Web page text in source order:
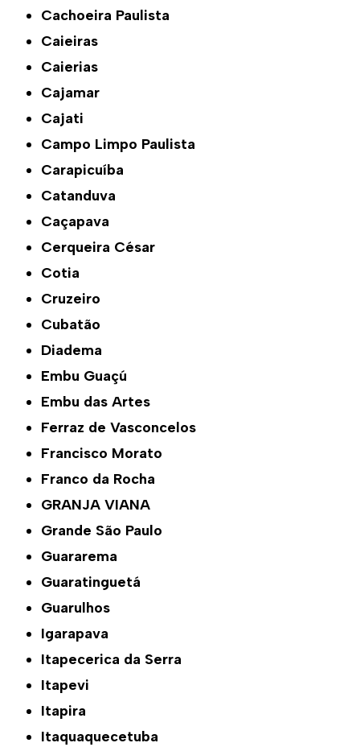
Cachoeira Paulista
Caieiras
Caierias
Cajamar
Cajati
Campo Limpo Paulista
Carapicuíba
Catanduva
Caçapava
Cerqueira César
Cotia
Cruzeiro
Cubatão
Diadema
Embu Guaçú
Embu das Artes
Ferraz de Vasconcelos
Francisco Morato
Franco da Rocha
GRANJA VIANA
Grande São Paulo
Guararema
Guaratinguetá
Guarulhos
Igarapava
Itapecerica da Serra
Itapevi
Itapira
Itaquaquecetuba